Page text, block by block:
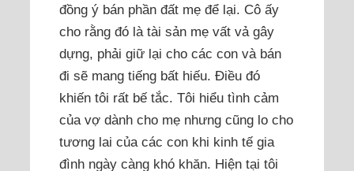
đồng ý bán phần đất mẹ để lại. Cô ấy
cho rằng đó là tài sản mẹ vất vả gây
dựng, phải giữ lại cho các con và bán
đi sẽ mang tiếng bất hiếu. Điều đó
khiến tôi rất bế tắc. Tôi hiểu tình cảm
của vợ dành cho mẹ nhưng cũng lo cho
tương lai của các con khi kinh tế gia
đình ngày càng khó khăn. Hiện tại tôi